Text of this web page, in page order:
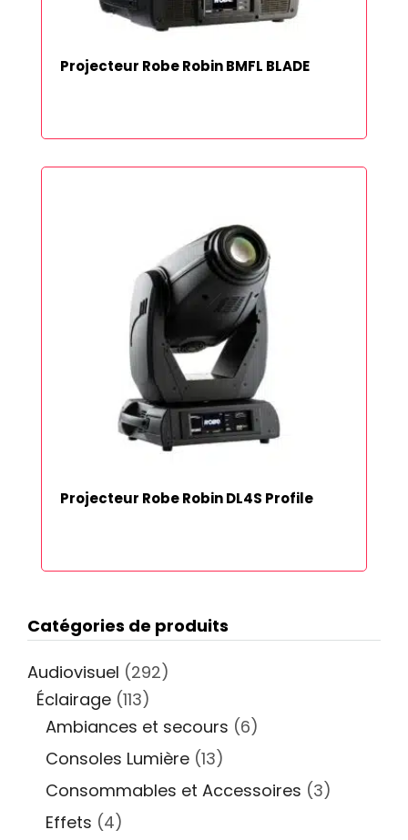
Projecteur Robe Robin BMFL BLADE
Projecteur Robe Robin DL4S Profile
Catégories de produits
Audiovisuel (292)
Éclairage (113)
Ambiances et secours (6)
Consoles Lumière (13)
Consommables et Accessoires (3)
Effets (4)